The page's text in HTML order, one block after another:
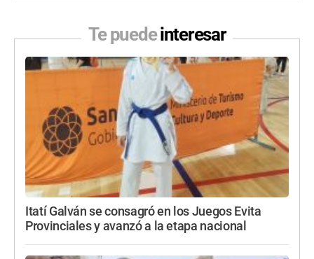
Te puedeinteresar
Itatí Galván se consagró en los Juegos Evita
Provinciales y avanzó a la etapa nacional